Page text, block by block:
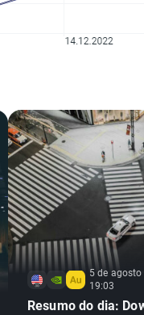
5 de agosto
19:03
Resumo do dia: